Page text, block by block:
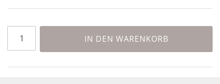
IN DEN WARENKORB